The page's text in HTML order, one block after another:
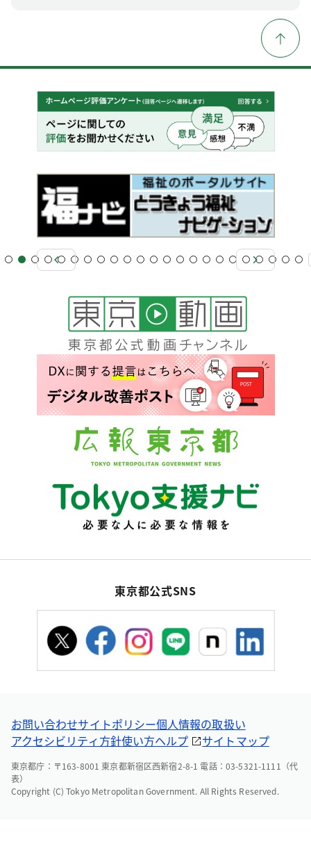
東京都公式SNS
お問い合わせサイトポリシー個人情報の取扱い
アクセシビリティ方針使い方ヘルプ サイトマップ
東京都庁：〒163-8001 東京都新宿区西新宿2-8-1 電話：03-5321-1111（代
表）
Copyright (C) Tokyo Metropolitan Government. All Rights Reserved.